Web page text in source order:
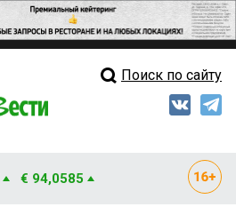
Свежий выпускПоиск по сайту
€ 94,0585